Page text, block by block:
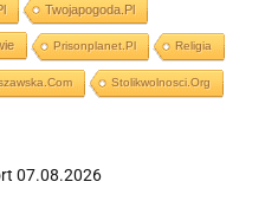
Twojapogoda.pl
Prisonplanet.pl Religia
Stolikwolnosci.org
07.08.2026